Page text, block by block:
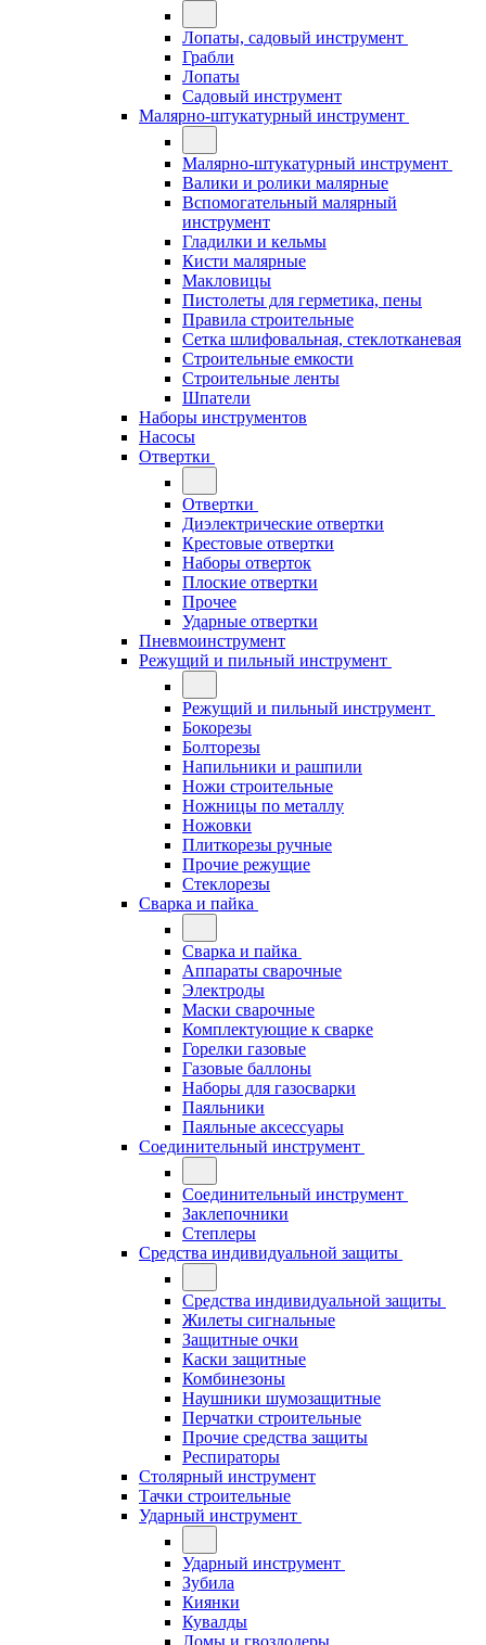
Лопаты, садовый инструмент
Грабли
Лопаты
Садовый инструмент
Малярно-штукатурный инструмент
Малярно-штукатурный инструмент
Валики и ролики малярные
Вспомогательный малярный
инструмент
Гладилки и кельмы
Кисти малярные
Макловицы
Пистолеты для герметика, пены
Правила строительные
Сетка шлифовальная, стеклотканевая
Строительные емкости
Строительные ленты
Шпатели
Наборы инструментов
Насосы
Отвертки
Отвертки
Диэлектрические отвертки
Крестовые отвертки
Наборы отверток
Плоские отвертки
Прочее
Ударные отвертки
Пневмоинструмент
Режущий и пильный инструмент
Режущий и пильный инструмент
Бокорезы
Болторезы
Напильники и рашпили
Ножи строительные
Ножницы по металлу
Ножовки
Плиткорезы ручные
Прочие режущие
Стеклорезы
Сварка и пайка
Сварка и пайка
Аппараты сварочные
Электроды
Маски сварочные
Комплектующие к сварке
Горелки газовые
Газовые баллоны
Наборы для газосварки
Паяльники
Паяльные аксессуары
Соединительный инструмент
Соединительный инструмент
Заклепочники
Степлеры
Средства индивидуальной защиты
Средства индивидуальной защиты
Жилеты сигнальные
Защитные очки
Каски защитные
Комбинезоны
Наушники шумозащитные
Перчатки строительные
Прочие средства защиты
Респираторы
Столярный инструмент
Тачки строительные
Ударный инструмент
Ударный инструмент
Зубила
Киянки
Кувалды
Ломы и гвоздодеры